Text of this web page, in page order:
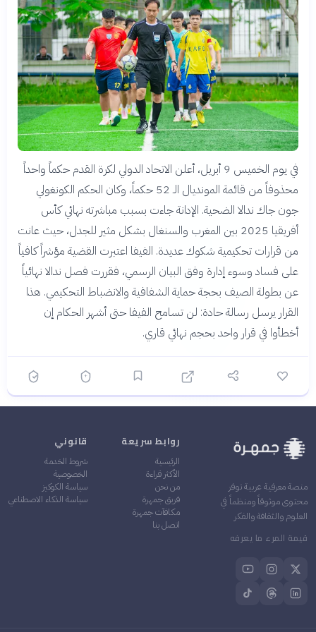
في يوم الخميس 9 أبريل، أعلن الاتحاد الدولي لكرة القدم حكماً واحداً
محذوفاً من قائمة المونديال الـ 52 حكماً، وكان الحكم الكونغولي
جون جاك ندالا الضحية. الإدانة جاءت بسبب مباشرته نهائي كأس
أفريقيا 2025 بين المغرب والسنغال بشكل مثير للجدل، حيث عانت
من قرارات تحكيمية شكوك عديدة. الفيفا اعتبرت القضية مؤشراً كافياً
على فساد وسوء إدارة وفق البيان الرسمي، فقررت فصل ندالا نهائياً
عن بطولة الصيف بحجة حماية الشفافية والانضباط التحكيمي. هذا
القرار يرسل رسالة حادة: لن تسامح الفيفا حتى أشهر الحكام إن
أخطأوا في قرار واحد بحجم نهائي قاري.
منصة معرفية عربية توفر
محتوى موثوقاً ومنظماً في
العلوم والثقافة والفكر
قيمة المرء ما يعرفه
روابط سريعة
الرئيسية
الأكثر قراءة
من نحن
فريق جمهرة
مكافآت جمهرة
اتصل بنا
قانوني
شروط الخدمة
الخصوصية
سياسة الكوكيز
سياسة الذكاء الاصطناعي